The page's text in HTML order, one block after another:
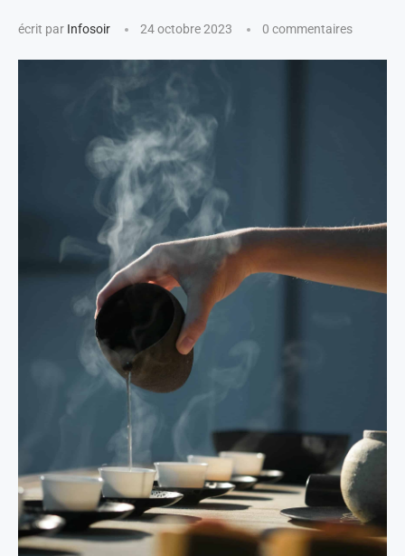
écrit par Infosoir 24 octobre 2023 0 commentaires